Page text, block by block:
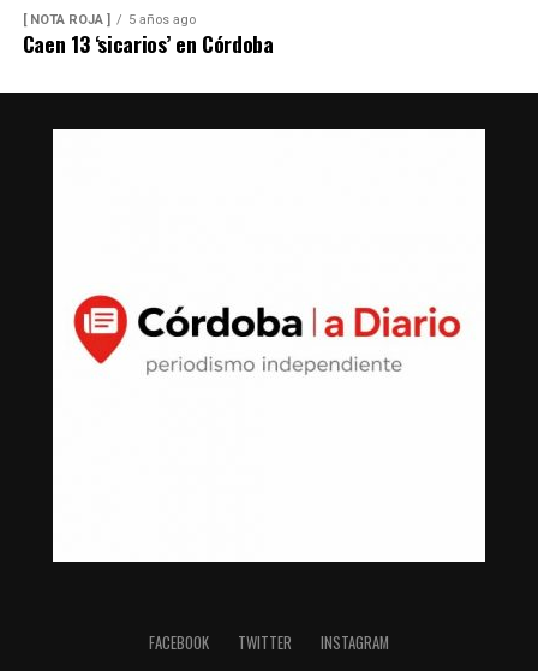
[ NOTA ROJA ] 5 años ago
Caen 13 ‘sicarios’ en Córdoba
FACEBOOK TWITTER INSTAGRAM